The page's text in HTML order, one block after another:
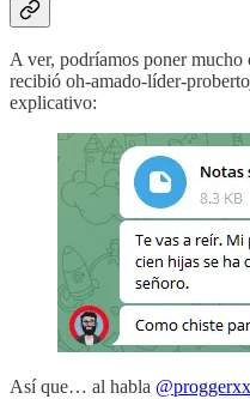
A ver, podríamos poner mucho
recibió oh-amado-líder-
explicativo:
Así que… al habla